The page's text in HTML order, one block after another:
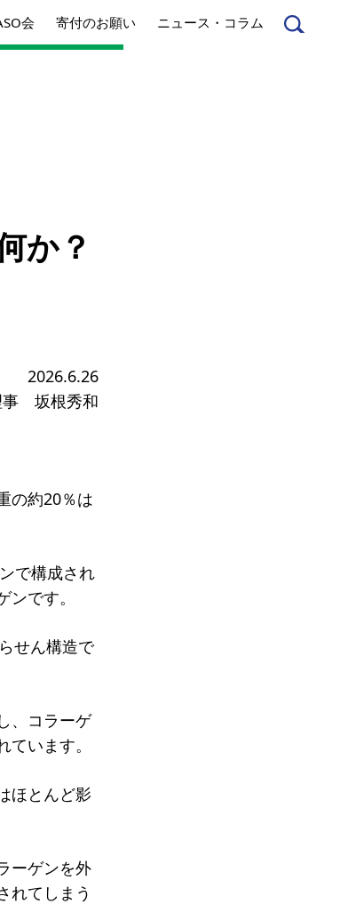
事業内容
丸和育志会の考える
ソーシャルビジネス
会 寄付のお願い ニュース・コラム
か？
2026.6.26
事 坂根秀和
の約20％は
で構成され
です。
せん構造で
、コラーゲ
います。
ほとんど影
ーゲンを外
れてしまう